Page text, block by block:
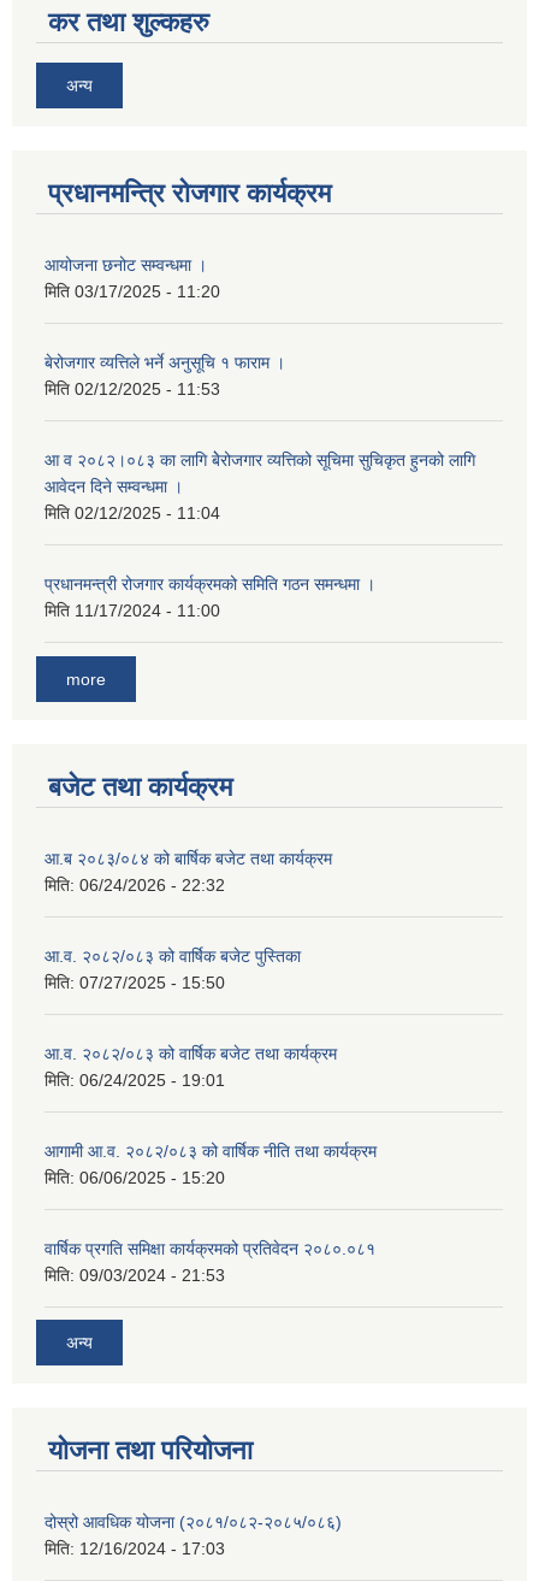
कर तथा शुल्कहरु
अन्य
प्रधानमन्त्रि रोजगार कार्यक्रम
आयोजना छनोट सम्वन्धमा ।
मिति 03/17/2025 - 11:20
बेरोजगार व्यत्तिले भर्ने अनुसूचि १ फाराम ।
मिति 02/12/2025 - 11:53
आ व २०८२।०८३ का लागि बेेरोजगार व्यत्तिको सूचिमा सुचिकृत हुनको लागि
आवेदन दिने सम्वन्धमा ।
मिति 02/12/2025 - 11:04
प्रधानमन्त्री रोजगार कार्यक्रमको समिति गठन समन्धमा ।
मिति 11/17/2024 - 11:00
more
बजेट तथा कार्यक्रम
आ.ब २०८३/०८४ को बार्षिक बजेट तथा कार्यक्रम
मिति: 06/24/2026 - 22:32
आ.व. २०८२/०८३ को वार्षिक बजेट पुस्तिका
मिति: 07/27/2025 - 15:50
आ.व. २०८२/०८३ को वार्षिक बजेट तथा कार्यक्रम
मिति: 06/24/2025 - 19:01
आगामी आ.व. २०८२/०८३ को वार्षिक नीति तथा कार्यक्रम
मिति: 06/06/2025 - 15:20
वार्षिक प्रगति समिक्षा कार्यक्रमको प्रतिवेदन २०८०.०८१
मिति: 09/03/2024 - 21:53
अन्य
योजना तथा परियोजना
दोस्रो आवधिक योजना (२०८१/०८२-२०८५/०८६)
मिति: 12/16/2024 - 17:03